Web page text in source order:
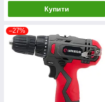
Купити
–27%